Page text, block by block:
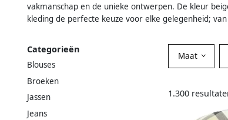
vakmanschap en de unieke ontwerpen. De kleur
kleding de perfecte keuze voor elke gelegenheid;
Categorieën
Blouses
Broeken
Jassen
Jeans
Maat
1.300